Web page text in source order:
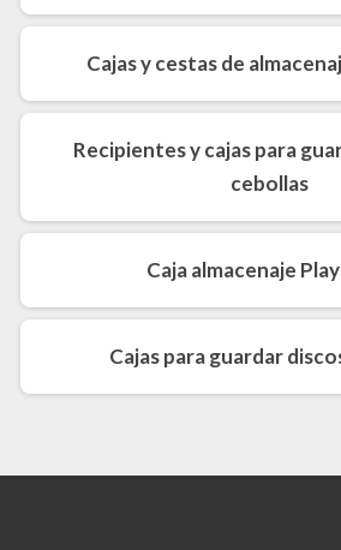
Cajas y cestas de
Recipientes y cajas para
cebollas
Caja almacenaje
Cajas para guardar